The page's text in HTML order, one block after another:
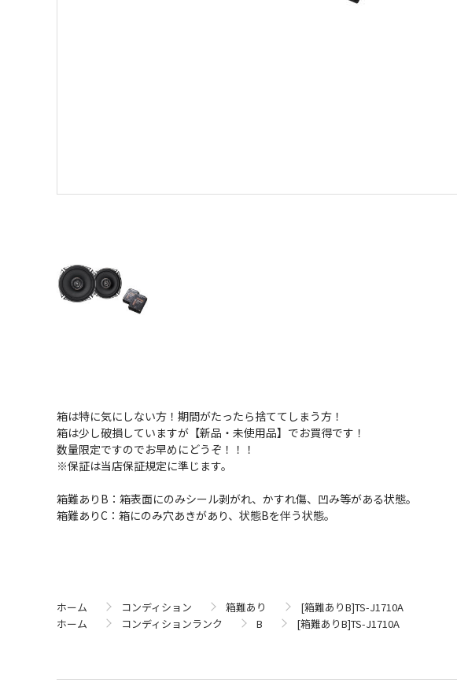
箱は特に気にしない方！期間がたったら捨ててしまう方！
箱は少し破損していますが【新品・未使用品】でお買得です！
数量限定ですのでお早めにどうぞ！！！
※保証は当店保証規定に準じます。
箱難ありB：箱表面にのみシール剥がれ、かすれ傷、凹み等がある状態。
箱難ありC：箱にのみ穴あきがあり、状態Bを伴う状態。
ホーム コンディション 箱難あり
[箱難ありB]TS-J1710A
ホーム
コンディションランク B [箱難ありB]TS-J1710A